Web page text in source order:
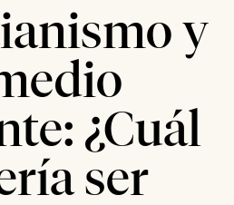
y
¿Cuál
ser